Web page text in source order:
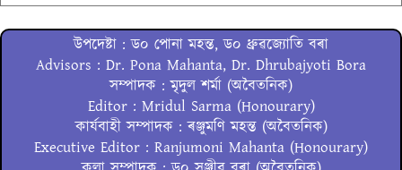
উপদেষ্টা : ড০ পোনা মহন্ত, ড০ ধ্ৰুৱজ্যোতি বৰা
Advisors : Dr. Pona Mahanta, Dr. Dhrubajyoti Bora
সম্পাদক : মৃদুল শৰ্মা (অবৈতনিক)
Editor : Mridul Sarma (Honourary)
কাৰ্যবাহী সম্পাদক : ৰঞ্জুমণি মহন্ত (অবৈতনিক)
Executive Editor : Ranjumoni Mahanta (Honourary)